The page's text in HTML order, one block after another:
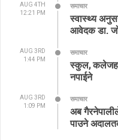
AUG 4TH
12:21 PM
समाचार
स्वास्थ्य
आवेदक डा.
AUG 3RD
1:44 PM
समाचार
स्कुल,
नपाईने
AUG 3RD
1:09 PM
समाचार
अब गैरनेपालीले
पाउने